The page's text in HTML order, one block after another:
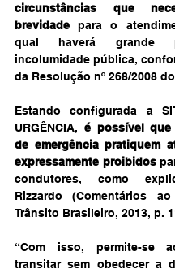
circunstâncias que
brevidade para o
qual haverá grande
incolumidade pública,
da Resolução nº 268/2008
Estando configurada a
URGÊNCIA, é possível
de emergência pratiquem
expressamente proibidos
condutores, como
Rizzardo (Comentários
Trânsito Brasileiro, 2013, p.
“Com isso, permite-se
transitar sem obedecer a